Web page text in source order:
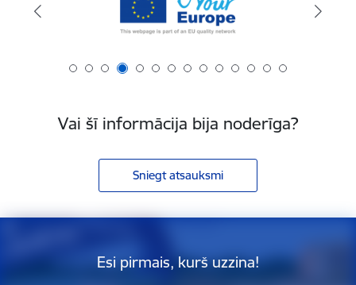
Vai šī informācija bija noderīga?
Sniegt atsauksmi
Esi pirmais, kurš uzzina!